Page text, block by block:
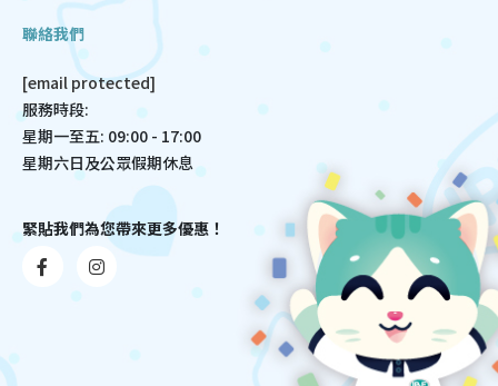
聯絡我們
[email protected]
服務時段:
星期一至五: 09:00 - 17:00
星期六日及公眾假期休息
緊貼我們為您帶來更多優惠！